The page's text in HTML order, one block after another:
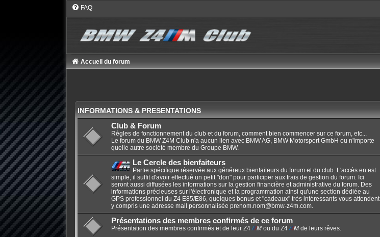
FAQ
Accueil du forum
INFORMATIONS & PRESENTATIONS
Club & Forum
Règles de fonctionnement du club et du forum, comment bien commencer sur ce forum, etc...
Le forum du BMW Z4M Club n'a aucun lien avec BMW AG, BMW Motorsport GmbH ou n'importe
quelle autre société membre du Groupe BMW.
Le Cercle des bienfaiteurs
Partie spécifique réservée aux généreux bienfaiteurs du forum et du club. L'accès en est
simple, il suffit d'avoir effectué un petit "don" pour participer aux frais de gestion du forum. Ici
seront aussi diffusées les informations sur la gestion financière et administrative du forum. Des
informations précieuses sur l'électronique et la programmation ainsi qu'une section dédiée au
GPS professionnel du Z4 E85/E86, quelques bonus et "cadeaux" très intéressants vous attendent,
y compris une adresse mail personnalisée prenom.nom@bmw-z4m.com.
Présentations des membres confirmés de ce forum
Présentation des membres confirmés et de leur Z4 ///Mou du Z4 ///Mde leurs rêves.